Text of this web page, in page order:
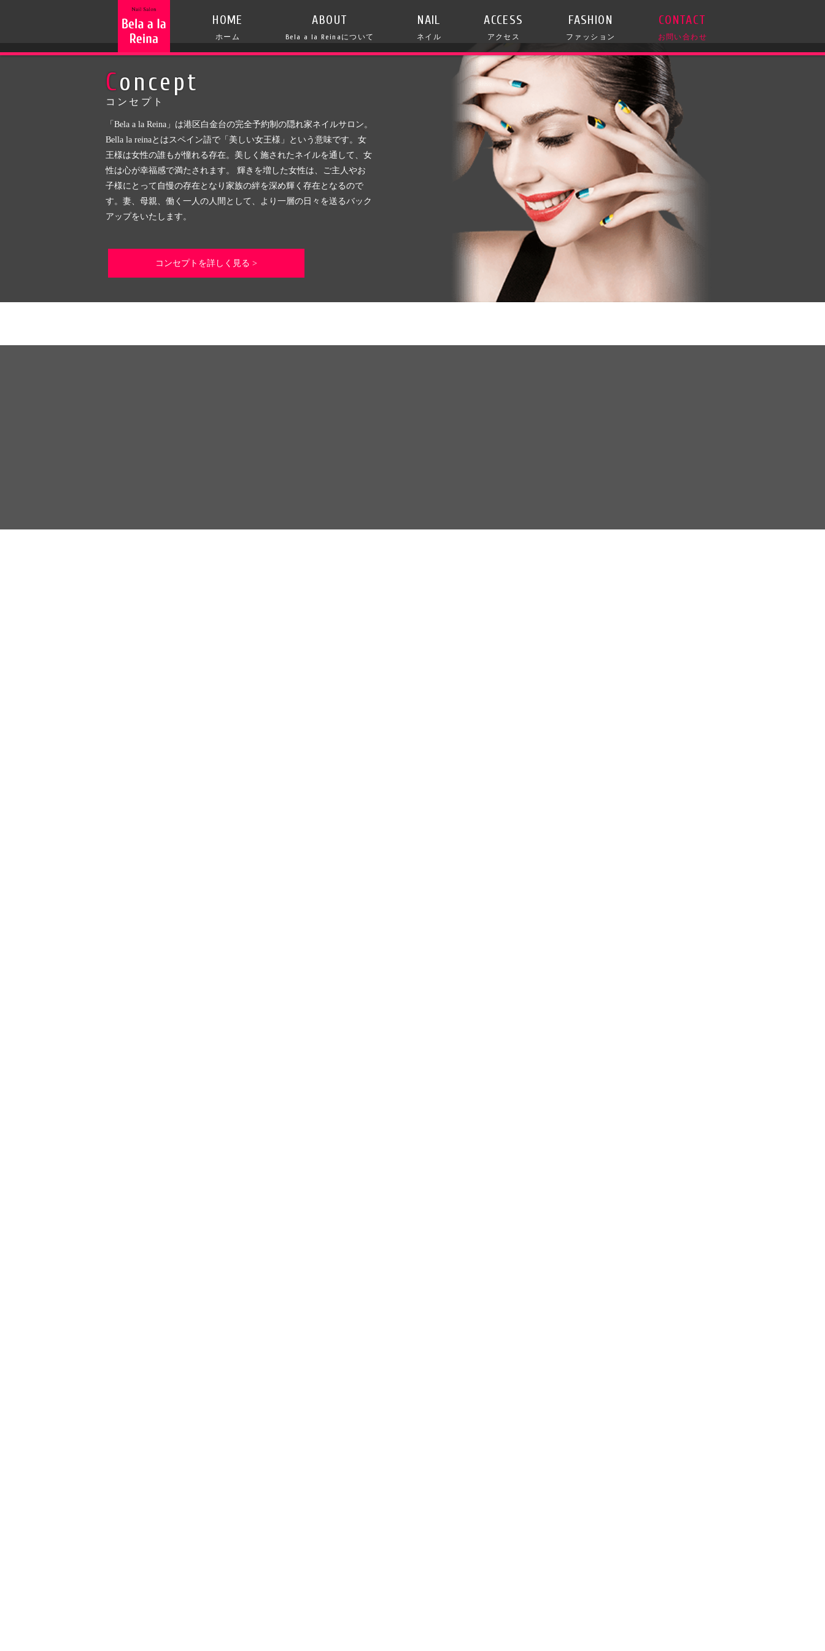
HOME
ホーム
ABOUT
Bela a la Reinaについて
NAIL
ネイル
ACCESS
アクセス
FASHION
ファッション
CONTACT
お問い合わせ
Concept
コンセプト
「Bela a la Reina」は港区白金台の完全予約制の隠れ家ネイルサロン。
Bella la reinaとはスペイン語で「美しい女王様」という意味です。女
王様は女性の誰もが憧れる存在。美しく施されたネイルを通して、女
性は心が幸福感で満たされます。 輝きを増した女性は、ご主人やお
子様にとって自慢の存在となり家族の絆を深め輝く存在となるので
す。妻、母親、働く一人の人間として、より一層の日々を送るバック
アップをいたします。
コンセプトを詳しく見る >